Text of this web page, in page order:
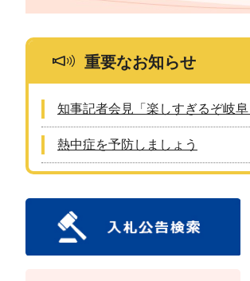
重要なお知らせ
知事記者会見「楽しすぎるぞ岐
熱中症を予防しましょう